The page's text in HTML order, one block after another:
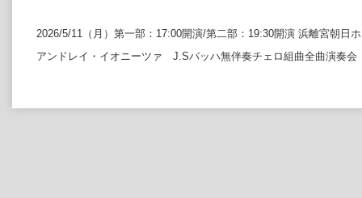
2026/5/11 （月）第一部： 17:00開演/第二部： 19:30開演 浜離宮朝日
アンドレイ・イオニーツァ J.Sバッハ無伴奏チェロ組曲全曲演奏会